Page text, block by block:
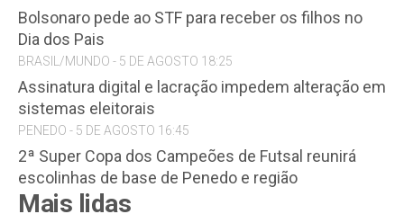
Bolsonaro pede ao STF para receber os filhos no
Dia dos Pais
BRASIL/MUNDO - 5 DE AGOSTO 18:25
Assinatura digital e lacração impedem alteração em
sistemas eleitorais
PENEDO - 5 DE AGOSTO 16:45
2ª Super Copa dos Campeões de Futsal reunirá
escolinhas de base de Penedo e região
Mais lidas